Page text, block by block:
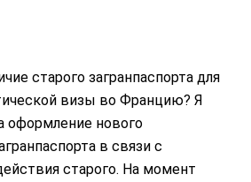
старого загранпаспорта для
визы во Францию? Я
оформление нового
в связи с
старого. На момент